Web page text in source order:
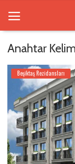
Anasayfa
Beşiktaş Rezidansları
İletişim
Bilgilendirme
Sektörel Bilgi
Anahtar
Beşiktaş Rezidansları